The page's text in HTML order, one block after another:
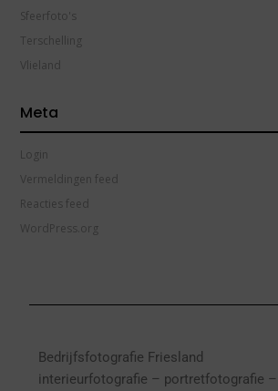
Sfeerfoto's
Terschelling
Vlieland
Meta
Login
Vermeldingen feed
Reacties feed
WordPress.org
Bedrijfsfotografie Friesland
interieurfotografie – portretfotografie – l